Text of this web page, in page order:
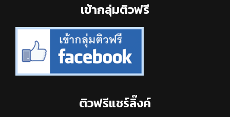
เข้ากลุ่มติวฟรี
ติวฟรีแชร์ลิ๊งค์